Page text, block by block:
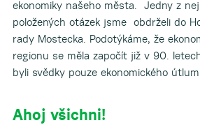
ekonomiky našeho města. Jedny z
položených otázek jsme obdrželi do
rady Mostecka. Podotýkáme, že
regionu se měla započít již v 90.
byli svědky pouze ekonomického
Ahoj všichni!